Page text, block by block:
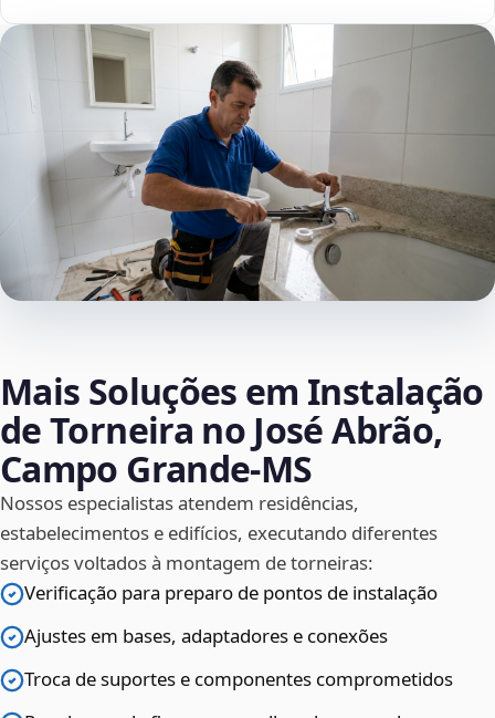
Mais Soluções em Instalação
de Torneira no José Abrão,
Campo Grande‑MS
Nossos especialistas atendem residências,
estabelecimentos e edifícios, executando diferentes
serviços voltados à montagem de torneiras:
Verificação para preparo de pontos de instalação
Ajustes em bases, adaptadores e conexões
Troca de suportes e componentes comprometidos